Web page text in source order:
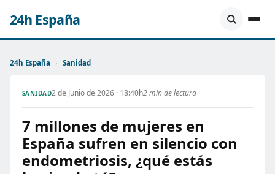
24h España
24h España › Sanidad
SANIDAD2 de Junio de 2026 · 18:40h2 min de lectura
7 millones de mujeres en
España sufren en silencio con
endometriosis, ¿qué estás